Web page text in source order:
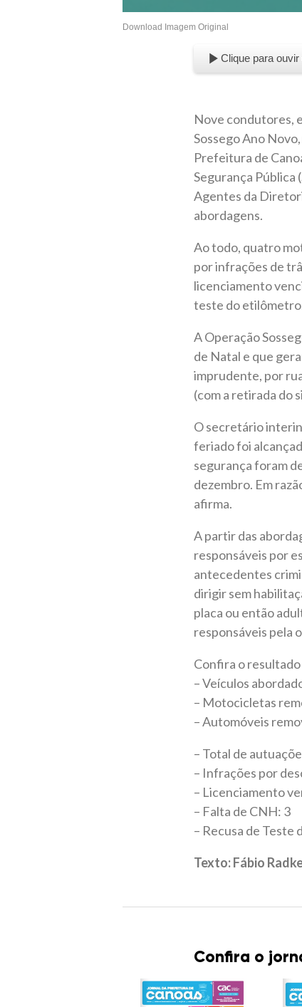
Download Imagem Original
Clique para
Nove condutores,
Sossego Ano
Prefeitura de
Segurança Pública
Agentes da
abordagens.
Ao todo, quatro
por infrações de
licenciamento
teste do
A Operação
de Natal e que
imprudente, por
(com a retirada do
O secretário
feriado foi
segurança foram
dezembro. Em
afirma.
A partir das
responsáveis por
antecedentes
dirigir sem
placa ou então
responsáveis pela
Confira o resultado
– Veículos
– Motocicletas
– Automóveis
– Total de
– Infrações por
– Licenciamento
– Falta de CNH: 3
– Recusa de Teste
Texto: Fábio
Confira o